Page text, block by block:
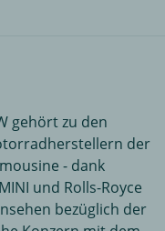
gehört zu den
der
- dank
und Rolls-Royce
bezüglich der